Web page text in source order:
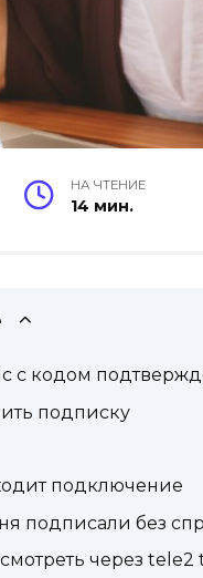
НА ЧТЕНИЕ
14 мин.
с кодом
подписку
подключение
подписали без
через tele2